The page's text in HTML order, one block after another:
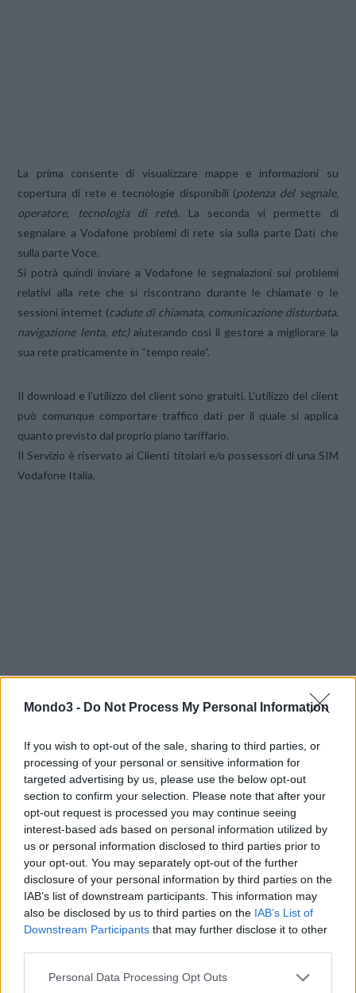
Mondo3 - Do Not Process My Personal Information
If you wish to opt-out of the sale, sharing to third parties, or
processing of your personal or sensitive information for
targeted advertising by us, please use the below opt-out
section to confirm your selection. Please note that after your
opt-out request is processed you may continue seeing
interest-based ads based on personal information utilized by
us or personal information disclosed to third parties prior to
your opt-out. You may separately opt-out of the further
disclosure of your personal information by third parties on the
IAB’s list of downstream participants. This information may
also be disclosed by us to third parties on the IAB’s List of
Downstream Participants that may further disclose it to other
Personal Data Processing Opt Outs
La prima consente di visualizzare mappe e informazioni su
copertura di rete e tecnologie disponibili (potenza del segnale,
operatore, tecnologia di rete). La seconda vi permette di
segnalare a Vodafone problemi di rete sia sulla parte Dati che
sulla parte Voce.
Si potrà quindi inviare a Vodafone le segnalazioni sui problemi
relativi alla rete che si riscontrano durante le chiamate o le
sessioni internet (cadute di chiamata, comunicazione disturbata,
navigazione lenta, etc)aiuterando così il gestore a migliorare la
sua rete praticamente in “tempo reale”.
Il download e l’utilizzo del client sono gratuiti. L’utilizzo del client
può comunque comportare traffico dati per il quale si applica
quanto previsto dal proprio piano tariffario.
Il Servizio è riservato ai Clienti titolari e/o possessori di una SIM
Vodafone Italia.
SCARICA
Vodafone My Network per iOS–Vodafone My Network per
Android
CONDIVIDI QUESTO ARTICOLO:
E-mail LinkedIn Facebook